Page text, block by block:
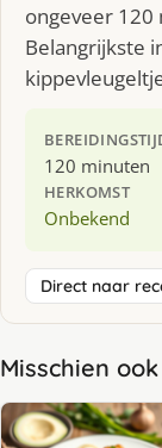
ongeveer 120
Belangrijkste
120 minuten
HERKOMST
Onbekend
Direct naar
Misschien